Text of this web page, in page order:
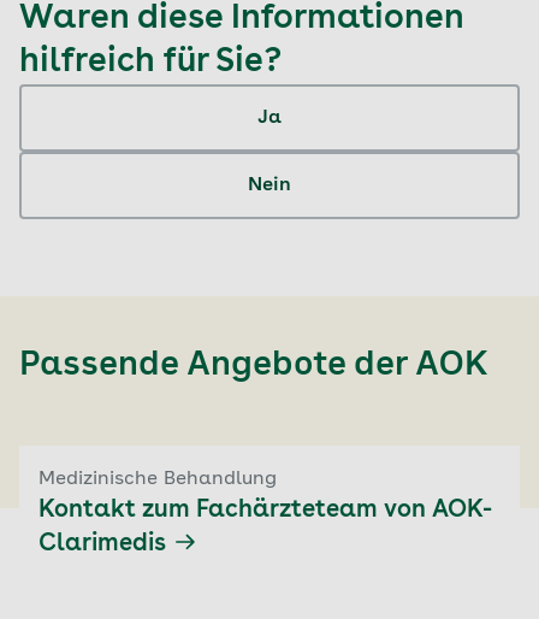
Waren diese Informationen
hilfreich für Sie?
Ja
Nein
Passende Angebote der AOK
Medizinische Behandlung
Kontakt zum Fachärzteteam von AOK-
Clarimedis